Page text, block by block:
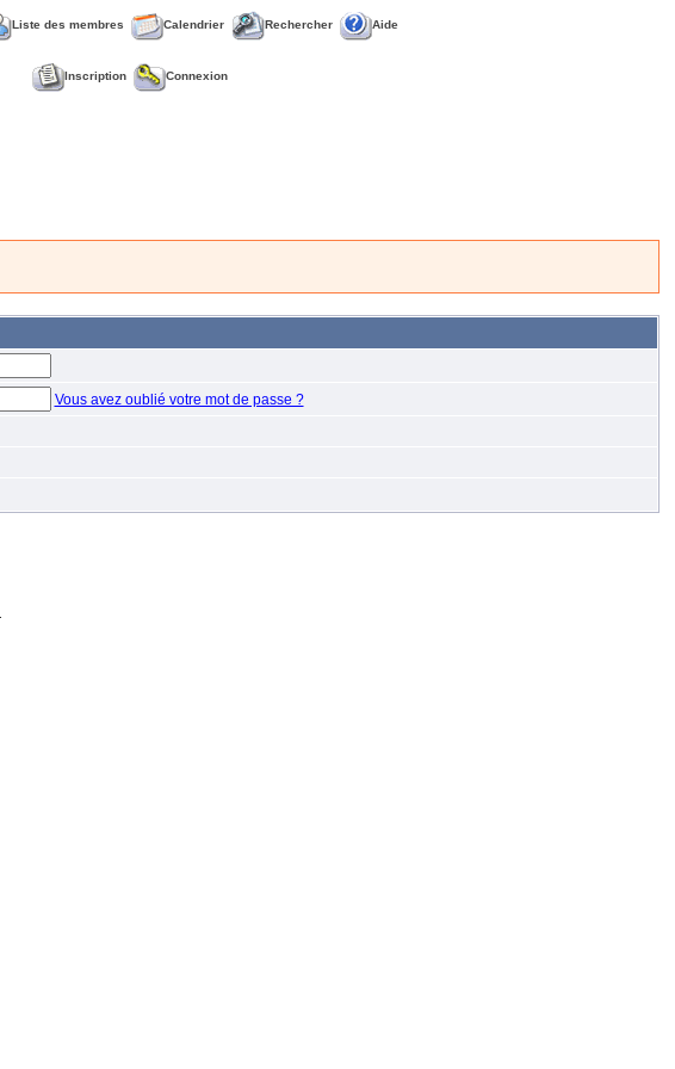
Liste des membres Calendrier Rechercher Aide
Inscription Connexion
Vous avez oublié votre mot de passe ?